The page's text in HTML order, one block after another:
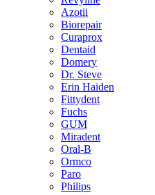
Azotii
Biorepair
Curaprox
Dentaid
Domery
Dr. Steve
Erin Haiden
Fittydent
Fuchs
GUM
Miradent
Oral-B
Ormco
Paro
Philips